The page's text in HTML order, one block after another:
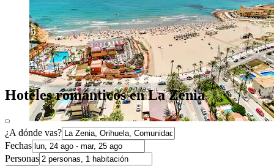
Hoteles románticos en La Zenia
¿A dónde vas?
Fechas
Personas